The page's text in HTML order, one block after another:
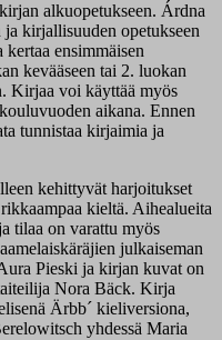
alkuopetukseen. Árdna
kirjallisuuden opetukseen
ensimmäisen
kevääseen tai 2. luokan
Kirjaa voi käyttää myös
aikana. Ennen
tunnistaa kirjaimia ja
kehittyvät harjoitukset
kieltä. Aihealueita
tilaa on varattu myös
julkaiseman
Pieski ja kirjan kuvat on
Nora Bäck. Kirja
Ärbb´ kieliversiona,
yhdessä Maria